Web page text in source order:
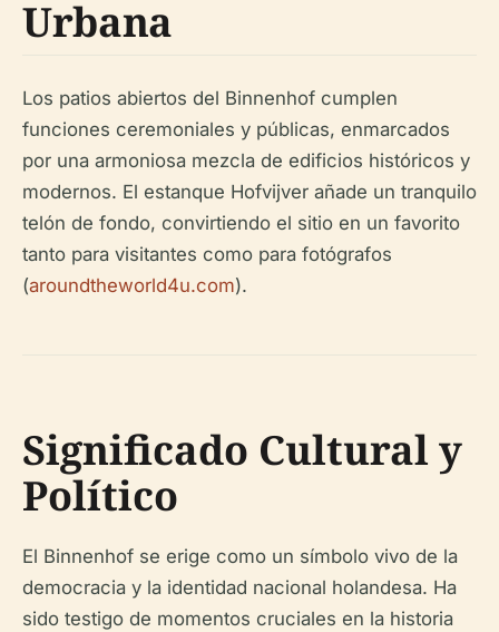
Urbana
Los patios abiertos del Binnenhof cumplen
funciones ceremoniales y públicas, enmarcados
por una armoniosa mezcla de edificios históricos y
modernos. El estanque Hofvijver añade un tranquilo
telón de fondo, convirtiendo el sitio en un favorito
tanto para visitantes como para fotógrafos
(aroundtheworld4u.com).
Significado Cultural y
Político
El Binnenhof se erige como un símbolo vivo de la
democracia y la identidad nacional holandesa. Ha
sido testigo de momentos cruciales en la historia